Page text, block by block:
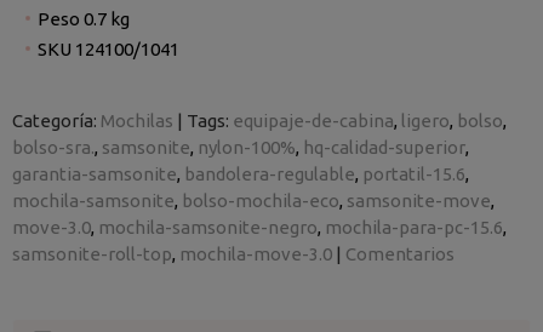
Peso 0.7 kg
SKU 124100/1041
Categoría: Mochilas | Tags: equipaje-de-cabina ligero bolso
bolso-sra. samsonite nylon-100% hq-calidad-superior
garantia-samsonite bandolera-regulable portatil-15.6
mochila-samsonite bolso-mochila-eco samsonite-move
move-3.0 mochila-samsonite-negro mochila-para-pc-15.6
samsonite-roll-top mochila-move-3.0 | Comentarios